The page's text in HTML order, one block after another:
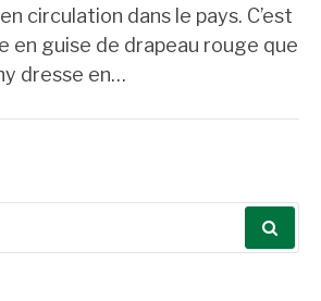
circulation dans le pays. C’est
en guise de drapeau rouge que
dresse en…